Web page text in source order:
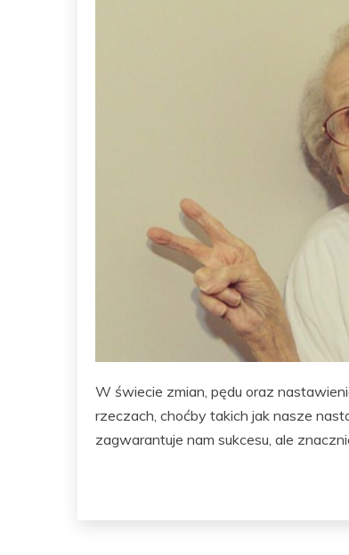
W świecie zmian, pędu oraz
rzeczach, choćby takich jak nasze
zagwarantuje nam sukcesu, ale